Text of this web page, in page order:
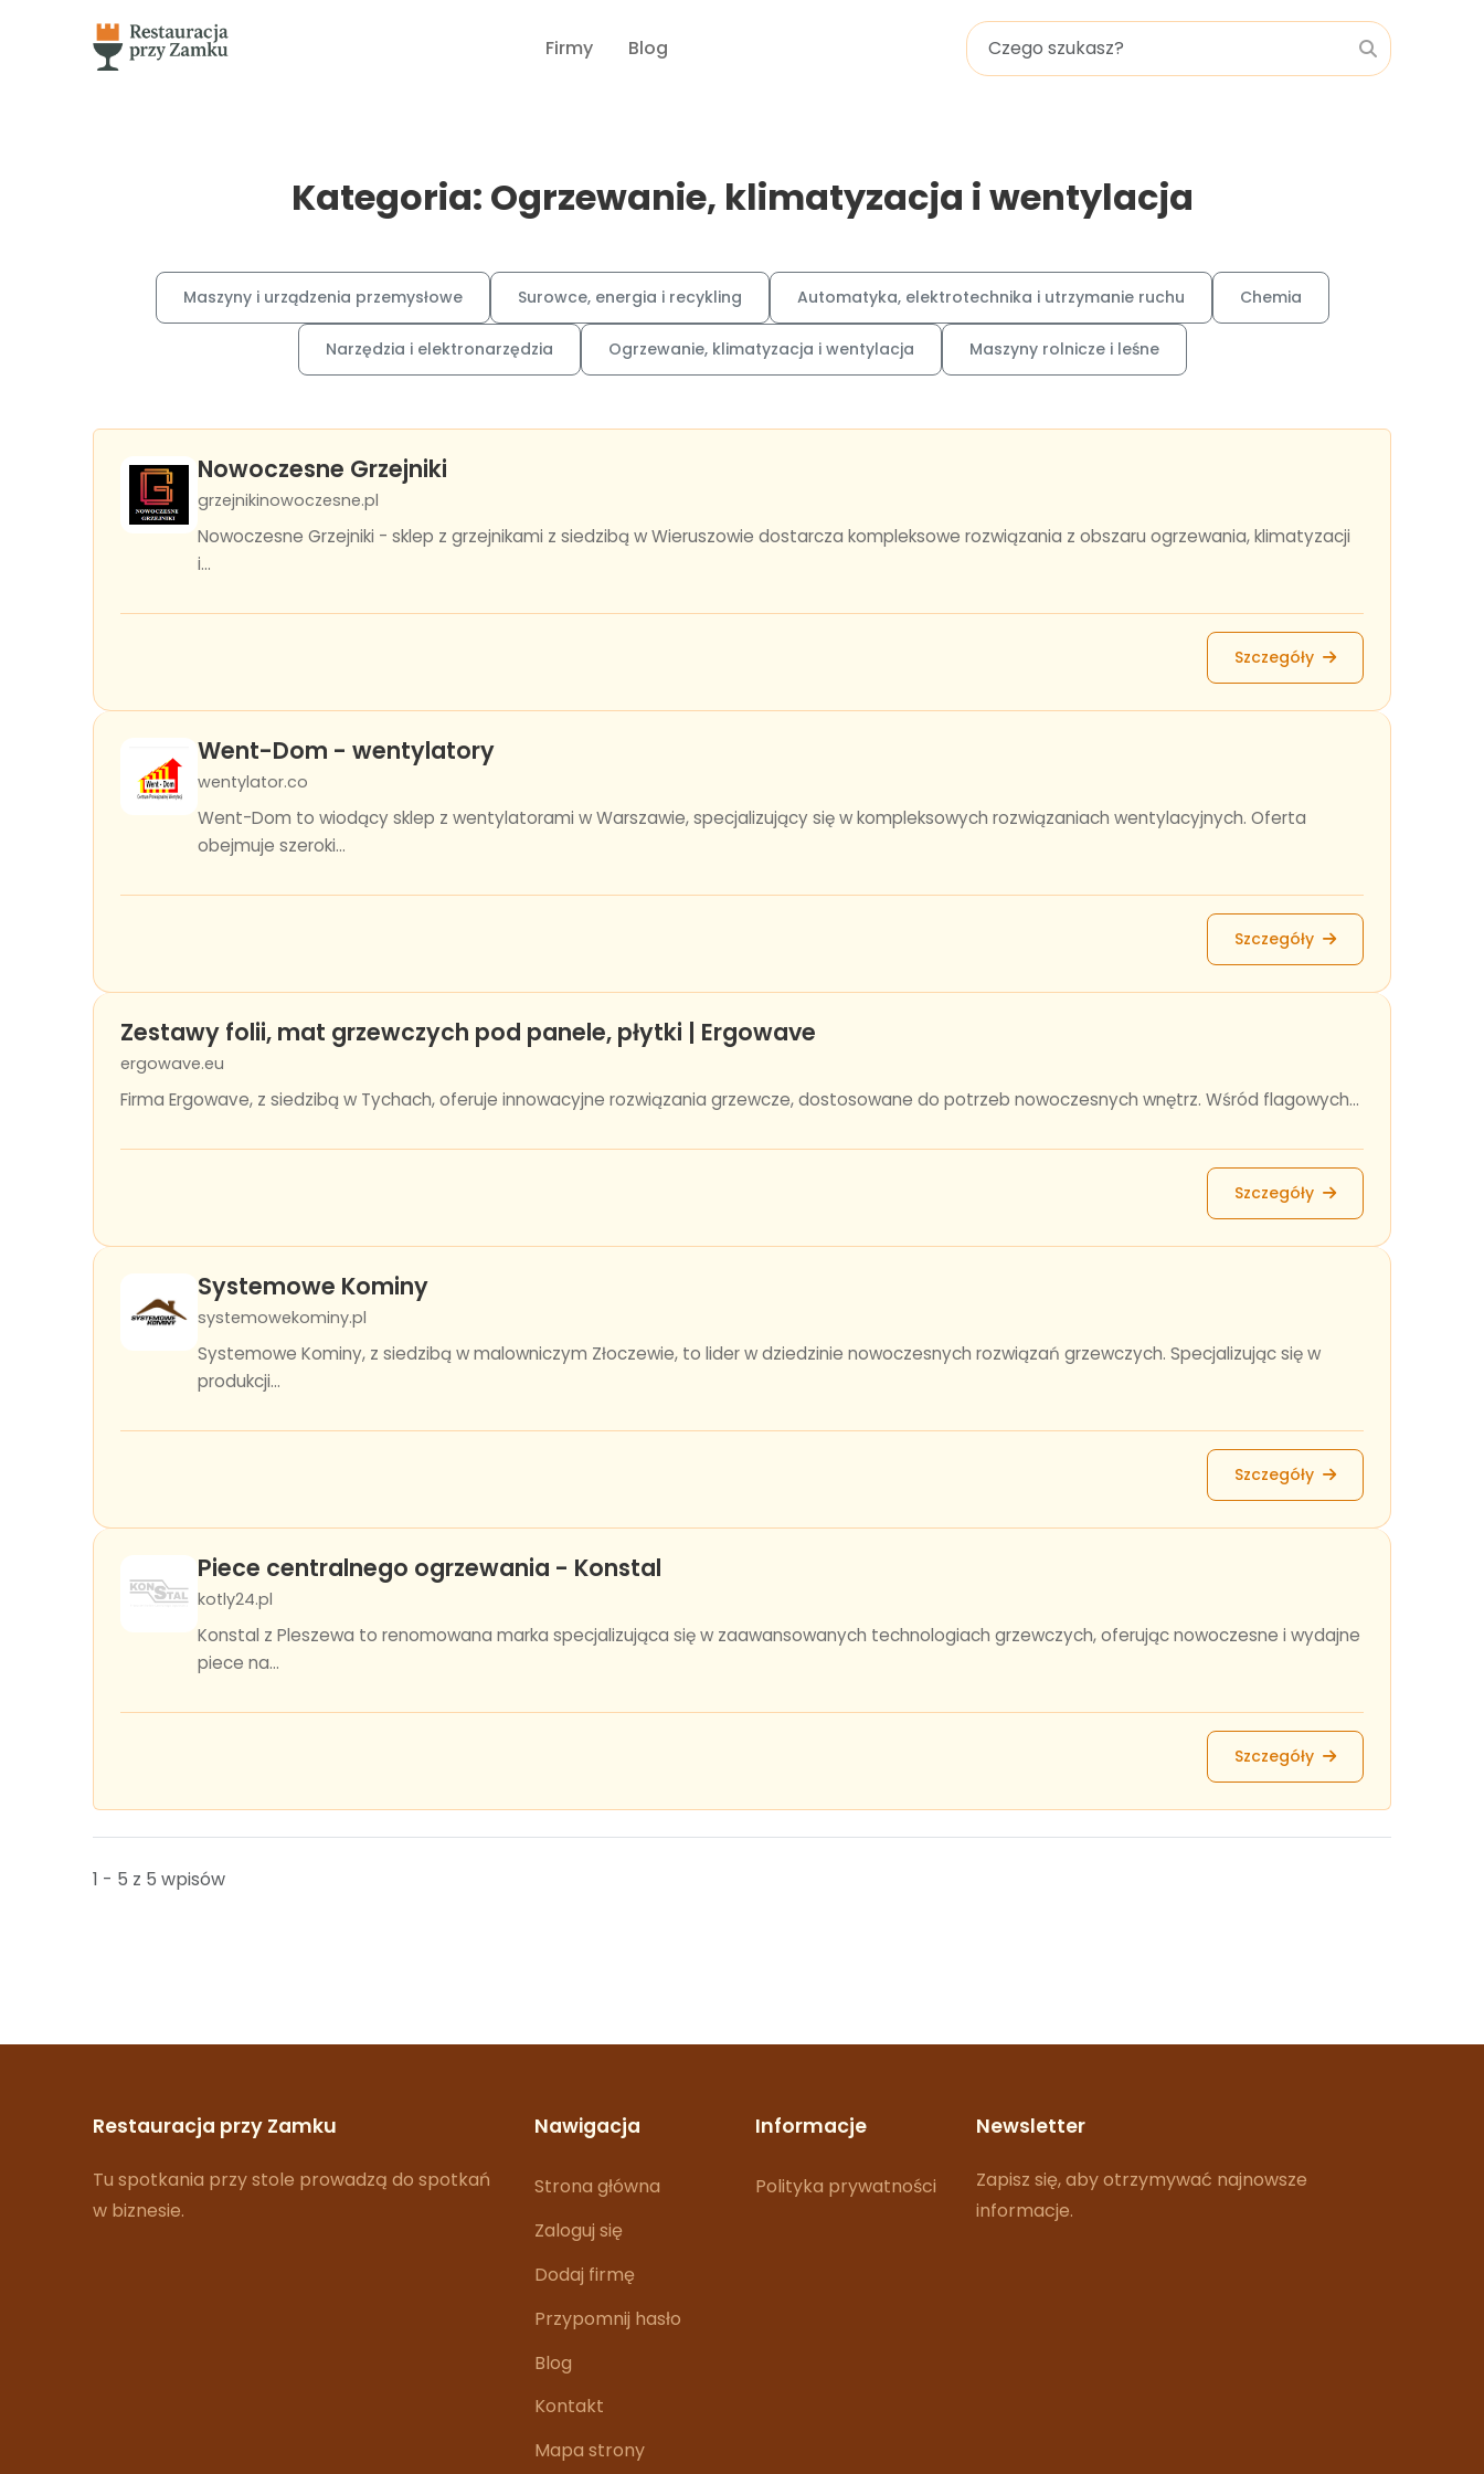
Firmy Blog
Kategoria: Ogrzewanie, klimatyzacja i wentylacja
Maszyny i urządzenia przemysłowe Surowce, energia i recykling Automatyka, elektrotechnika i utrzymanie ruchu Chemia
Narzędzia i elektronarzędzia Ogrzewanie, klimatyzacja i wentylacja Maszyny rolnicze i leśne
Nowoczesne Grzejniki
grzejnikinowoczesne.pl
Nowoczesne Grzejniki - sklep z grzejnikami z siedzibą w Wieruszowie dostarcza kompleksowe rozwiązania z obszaru ogrzewania, klimatyzacji
i...
Szczegóły
Went-Dom - wentylatory
wentylator.co
Went-Dom to wiodący sklep z wentylatorami w Warszawie, specjalizujący się w kompleksowych rozwiązaniach wentylacyjnych. Oferta
obejmuje szeroki...
Szczegóły
Zestawy folii, mat grzewczych pod panele, płytki | Ergowave
ergowave.eu
Firma Ergowave, z siedzibą w Tychach, oferuje innowacyjne rozwiązania grzewcze, dostosowane do potrzeb nowoczesnych wnętrz. Wśród flagowych...
Szczegóły
Systemowe Kominy
systemowekominy.pl
Systemowe Kominy, z siedzibą w malowniczym Złoczewie, to lider w dziedzinie nowoczesnych rozwiązań grzewczych. Specjalizując się w
produkcji...
Szczegóły
Piece centralnego ogrzewania - Konstal
kotly24.pl
Konstal z Pleszewa to renomowana marka specjalizująca się w zaawansowanych technologiach grzewczych, oferując nowoczesne i wydajne
piece na...
Szczegóły
1 - 5 z 5 wpisów
Restauracja przy Zamku
Tu spotkania przy stole prowadzą do spotkań
w biznesie.
Nawigacja
Strona główna
Zaloguj się
Dodaj firmę
Przypomnij hasło
Blog
Kontakt
Mapa strony
Informacje
Polityka prywatności
Newsletter
Zapisz się, aby otrzymywać najnowsze
informacje.